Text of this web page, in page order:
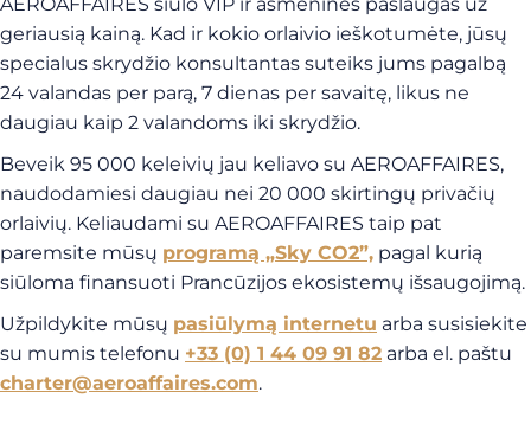
geriausią kainą. Kad ir kokio orlaivio ieškotumėte, jūsų
specialus skrydžio konsultantas suteiks jums pagalbą
24 valandas per parą, 7 dienas per savaitę, likus ne
daugiau kaip 2 valandoms iki skrydžio.
Beveik 95 000 keleivių jau keliavo su AEROAFFAIRES,
naudodamiesi daugiau nei 20 000 skirtingų privačių
orlaivių. Keliaudami su AEROAFFAIRES taip pat
paremsite mūsų programą „Sky CO2”, pagal kurią
siūloma finansuoti Prancūzijos ekosistemų išsaugojimą.
Užpildykite mūsų pasiūlymą internetu arba susisiekite
su mumis telefonu +33 (0) 1 44 09 91 82 arba el. paštu
charter@aeroaffaires.com.